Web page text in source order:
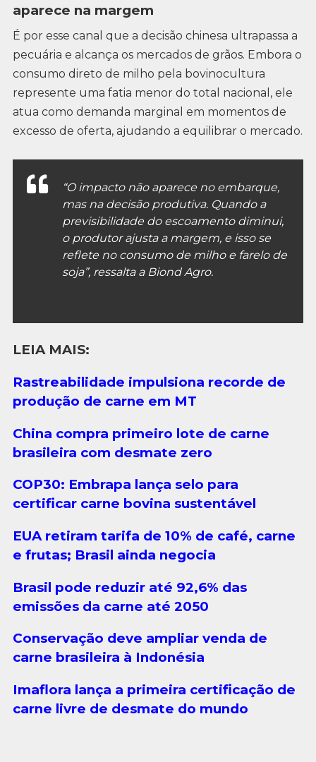
aparece na margem
É por esse canal que a decisão chinesa ultrapassa a
pecuária e alcança os mercados de grãos. Embora o
consumo direto de milho pela bovinocultura
represente uma fatia menor do total nacional, ele
atua como demanda marginal em momentos de
excesso de oferta, ajudando a equilibrar o mercado.
“O impacto não aparece no embarque,
mas na decisão produtiva. Quando a
previsibilidade do escoamento diminui,
o produtor ajusta a margem, e isso se
reflete no consumo de milho e farelo de
soja”, ressalta a Biond Agro.
LEIA MAIS:
Rastreabilidade impulsiona recorde de
produção de carne em MT
China compra primeiro lote de carne
brasileira com desmate zero
COP30: Embrapa lança selo para
certificar carne bovina sustentável
EUA retiram tarifa de 10% de café, carne
e frutas; Brasil ainda negocia
Brasil pode reduzir até 92,6% das
emissões da carne até 2050
Conservação deve ampliar venda de
carne brasileira à Indonésia
Imaflora lança a primeira certificação de
carne livre de desmate do mundo